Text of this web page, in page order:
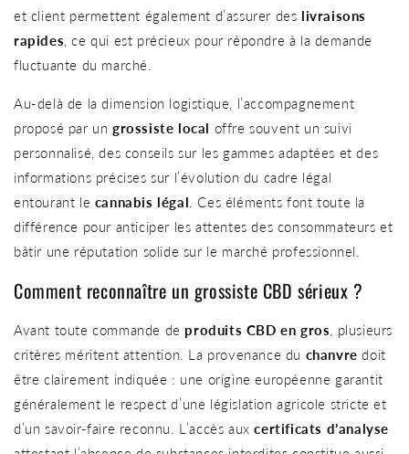
et client permettent également d’assurer des livraisons
rapides , ce qui est précieux pour répondre à la demande
fluctuante du marché.
Au-delà de la dimension logistique, l’accompagnement
proposé par un grossiste local offre souvent un suivi
personnalisé, des conseils sur les gammes adaptées et des
informations précises sur l’évolution du cadre légal
entourant le cannabis légal . Ces éléments font toute la
différence pour anticiper les attentes des consommateurs et
bâtir une réputation solide sur le marché professionnel.
Comment reconnaître un grossiste CBD sérieux ?
Avant toute commande de produits CBD en gros , plusieurs
critères méritent attention. La provenance du chanvre doit
être clairement indiquée : une origine européenne garantit
généralement le respect d’une législation agricole stricte et
d’un savoir-faire reconnu. L’accès auxcertificats d’analyse